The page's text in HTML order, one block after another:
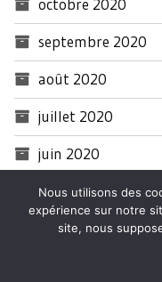
octobre 2020
septembre 2020
août 2020
juillet 2020
juin 2020
mai 2020
avril 2020
Nous utilisons des
expérience sur notre
site, nous